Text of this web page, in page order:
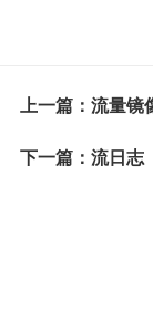
上一篇：流量镜
下一篇：流日志